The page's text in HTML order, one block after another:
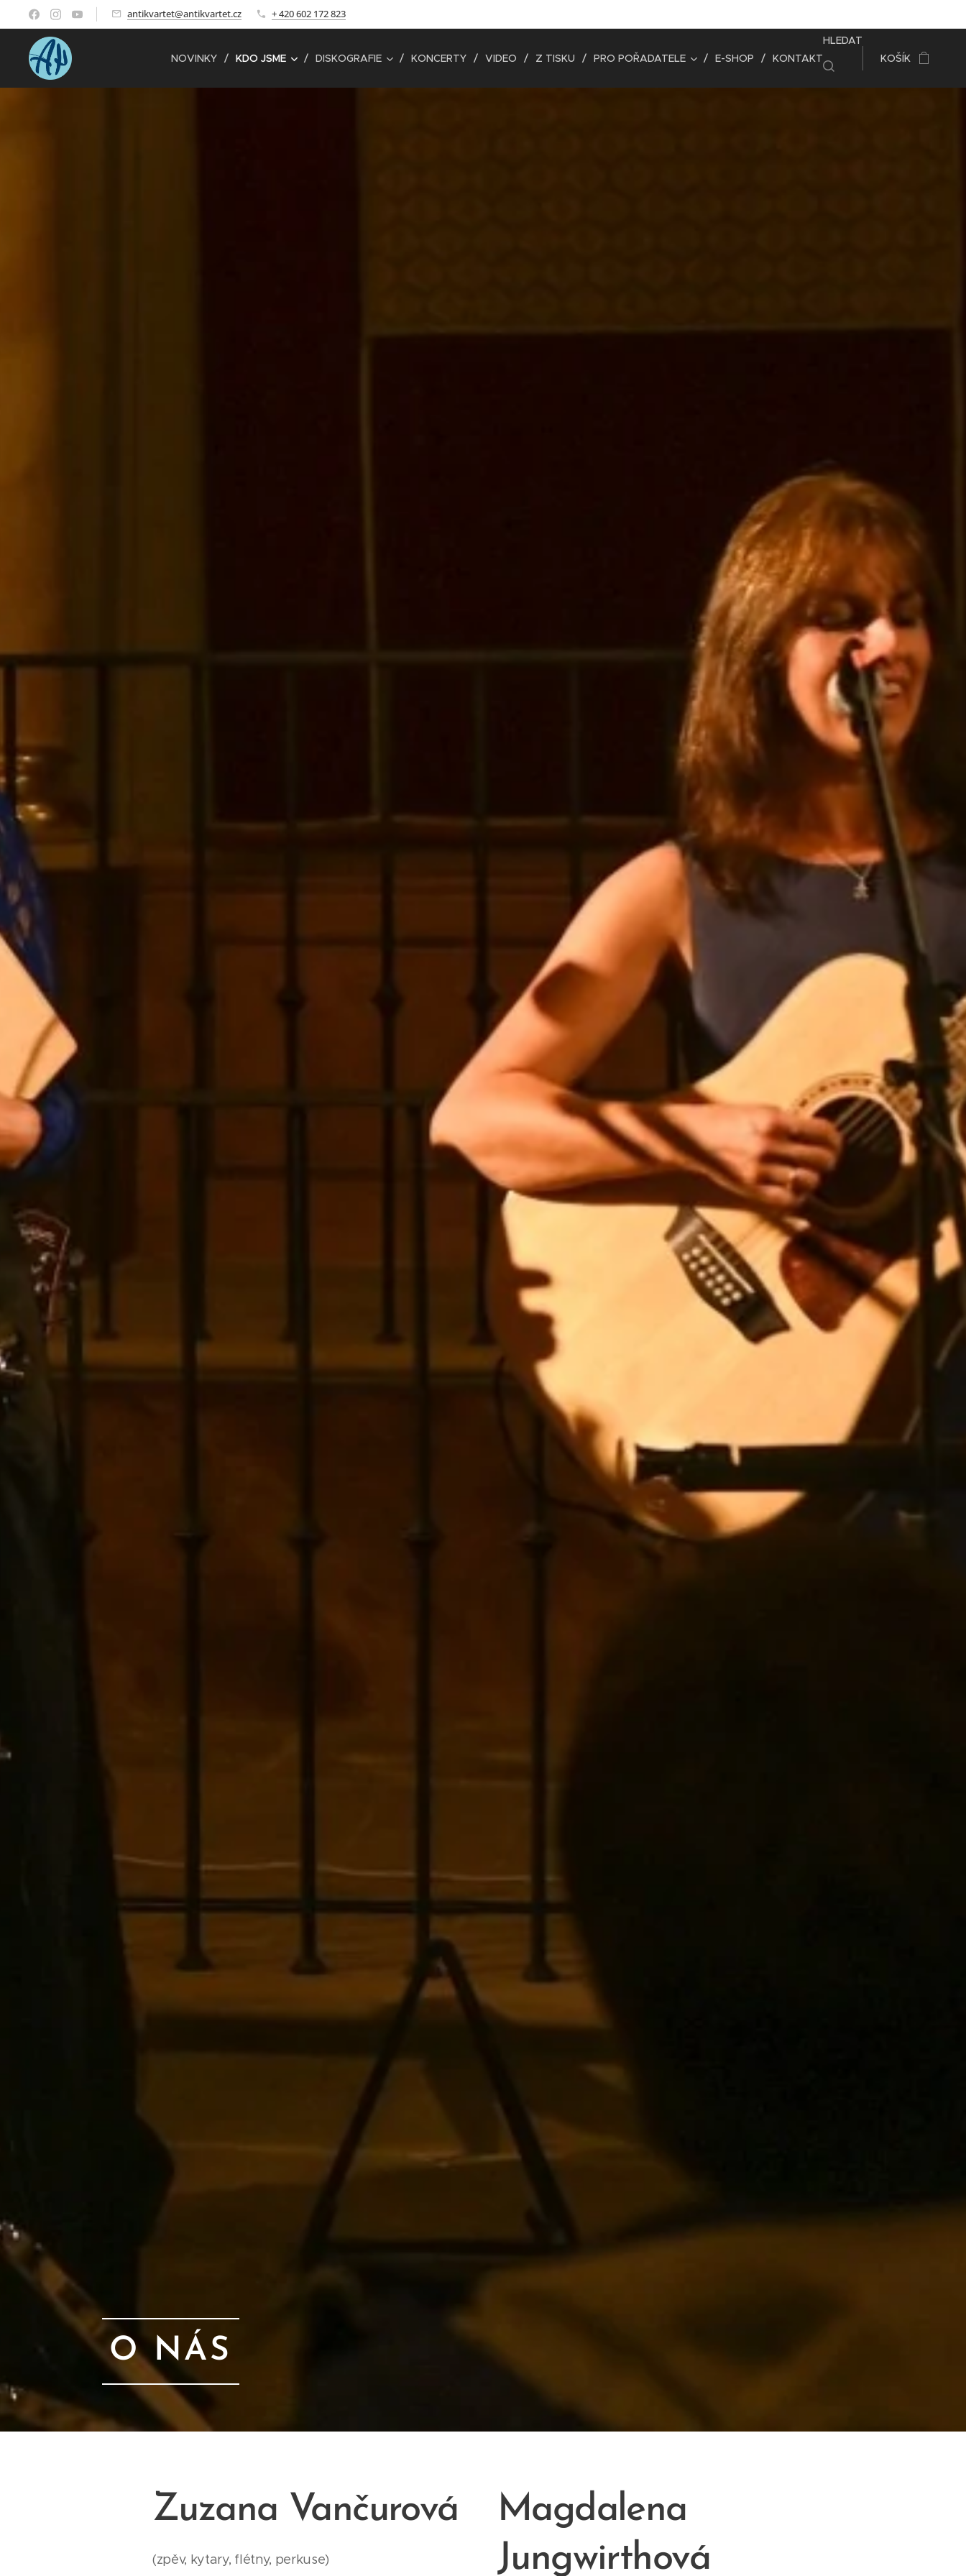
antikvartet@antikvartet.cz + 420 602 172 823
NOVINKY KDO JSME DISKOGRAFIE KONCERTY VIDEO Z TISKU PRO POŘADATELE E-SHOP KONTAKT
HLEDAT
KOŠÍK
O NÁS
Zuzana Vančurová
(zpěv, kytary, flétny, perkuse)
Magdalena
Jungwirthová